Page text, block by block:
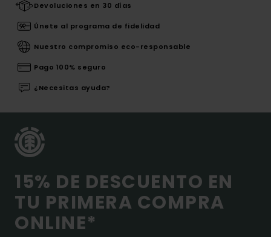
Devoluciones en 30 días
Únete al programa de fidelidad
Nuestro compromiso eco-responsable
Pago 100% seguro
¿Necesitas ayuda?
15% DE DESCUENTO EN
TU PRIMERA COMPRA
ONLINE*